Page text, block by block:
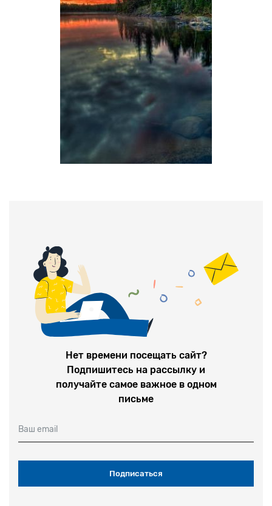
Нет времени посещать сайт?
Подпишитесь на рассылку и
получайте самое важное в одном
письме
Ваш email